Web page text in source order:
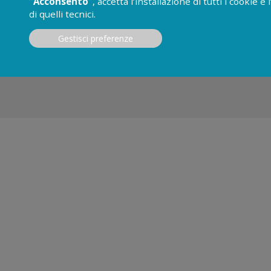
di quelli tecnici.
Gestisci preferenze